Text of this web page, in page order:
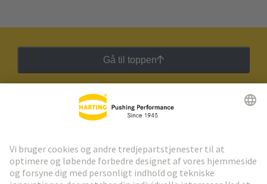
Gå til toppen
HARTING Newsletter
Gå til registrering